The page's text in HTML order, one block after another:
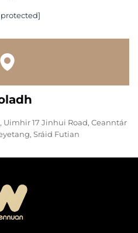
17 Jinhui Road, Ceanntár
Sráid Futian